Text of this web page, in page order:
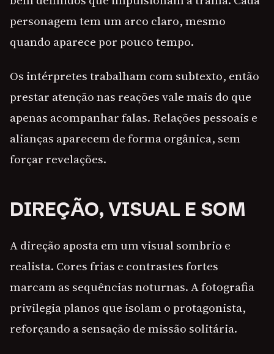
personagem tem um arco claro, mesmo
quando aparece por pouco tempo.
Os intérpretes trabalham com subtexto, então
prestar atenção nas reações vale mais do que
apenas acompanhar falas. Relações pessoais e
alianças aparecem de forma orgânica, sem
forçar revelações.
DIREÇÃO, VISUAL E SOM
A direção aposta em um visual sombrio e
realista. Cores frias e contrastes fortes
marcam as sequências noturnas. A fotografia
privilegia planos que isolam o protagonista,
reforçando a sensação de missão solitária.